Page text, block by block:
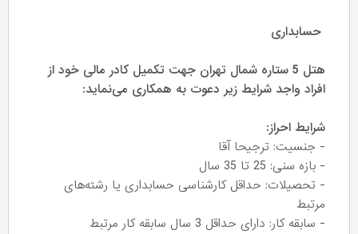
حسابداری
هتل 5 ستاره شمال تهران جهت تکمیل کادر مالی خود از
افراد واجد شرایط زیر دعوت به همکاری می‌نماید:
شرایط احراز:
- جنسیت: ترجیحا آقا
- بازه سنی: 25 تا 35 سال
- تحصیلات: حداقل کارشناسی حسابداری یا رشته‌های
مرتبط
- سابقه کار: دارای حداقل 3 سال سابقه کار مرتبط